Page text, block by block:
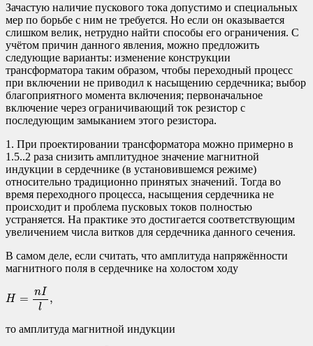
Зачастую наличие пускового тока допустимо и специальных
мер по борьбе с ним не требуется. Но если он оказывается
слишком велик, нетрудно найти способы его ограничения. С
учётом причин данного явления, можно предложить
следующие варианты: изменение конструкции
трансформатора таким образом, чтобы переходный процесс
при включении не приводил к насыщению сердечника; выбор
благоприятного момента включения; первоначальное
включение через ограничивающий ток резистор с
последующим замыканием этого резистора.
1. При проектировании трансформатора можно примерно в
1.5..2 раза снизить амплитудное значение магнитной
индукции в сердечнике (в установившемся режиме)
относительно традиционно принятых значений. Тогда во
время переходного процесса, насыщения сердечника не
происходит и проблема пусковых токов полностью
устраняется. На практике это достигается соответствующим
увеличением числа витков для сердечника данного сечения.
В самом деле, если считать, что амплитуда напряжённости
магнитного поля в сердечнике на холостом ходу
H = nI
l
,
,
то амплитуда магнитной индукции